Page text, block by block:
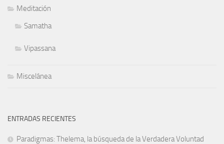
Meditación
Samatha
Vipassana
Miscelánea
ENTRADAS RECIENTES
Paradigmas: Thelema, la búsqueda de la Verdadera Voluntad